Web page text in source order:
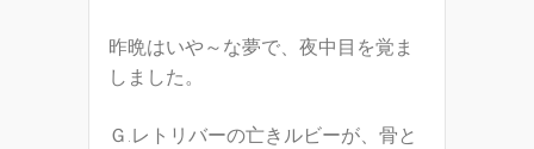
昨晩はいや～な夢で、夜中目を覚ま
しました。
Ｇ.レトリバーの亡きルビーが、骨と